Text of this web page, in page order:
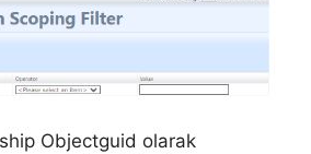
Objectguid olarak